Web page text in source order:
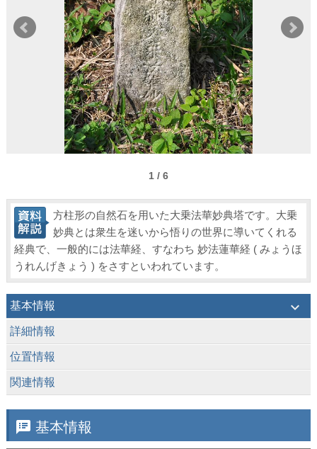
1 / 6
方柱形の自然石を用いた大乗法華妙典塔です。大乗
妙典とは衆生を迷いから悟りの世界に導いてくれる
経典で、一般的には法華経、すなわち 妙法蓮華経 ( みょうほ
うれんげきょう ) をさすといわれています。
基本情報 keyboard_arrow_down
詳細情報
位置情報
関連情報
speaker_notes 基本情報